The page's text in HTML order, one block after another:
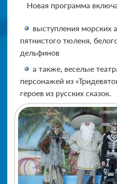
Новая программа
выступления морских
пятнистого тюленя,
дельфинов
а также, веселые
персонажей из
героев из русских сказок.